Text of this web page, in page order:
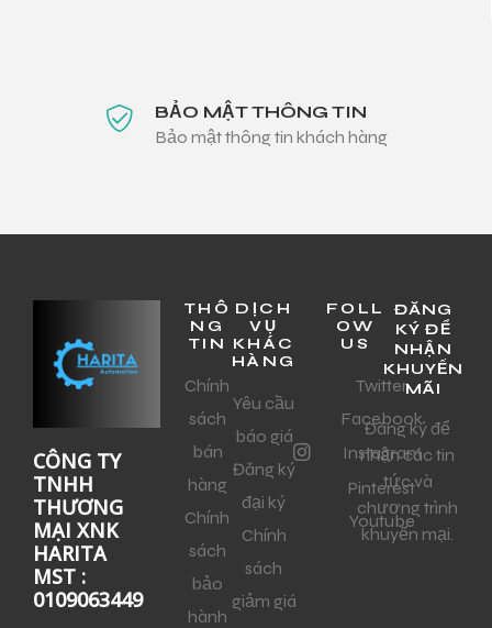
BẢO MẬT THÔNG TIN
Bảo mật thông tin khách hàng
CÔNG TY
TNHH
THƯƠNG
MẠI XNK
HARITA
MST :
0109063449
THÔ
NG
TIN
Chính
sách
bán
hàng
Chính
sách
bảo
hành
DỊCH
VỤ
KHÁC
HÀNG
Yêu cầu
báo giá
Đăng ký
đại ký
Chính
sách
giảm giá
FOLL
OW
US
Twitter
Facebook
Instagram
Pinterest
Youtube
ĐĂNG
KÝ ĐỂ
NHẬN
KHUYẾN
MÃI
Đăng ký để
nhận các tin
tức và
chương trình
khuyến mại.